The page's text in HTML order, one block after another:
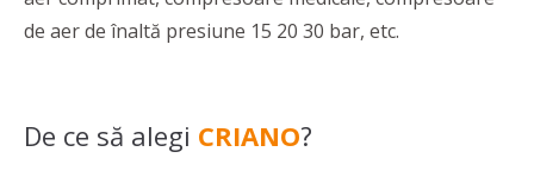
de aer de înaltă presiune 15 20 30 bar, etc.
De ce să alegi CRIANO?